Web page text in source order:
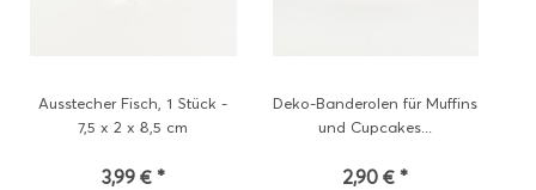
Ausstecher Fisch, 1 Stück -
7,5 x 2 x 8,5 cm
3,99 € *
Deko-Banderolen für Muffins
und Cupcakes...
2,90 € *